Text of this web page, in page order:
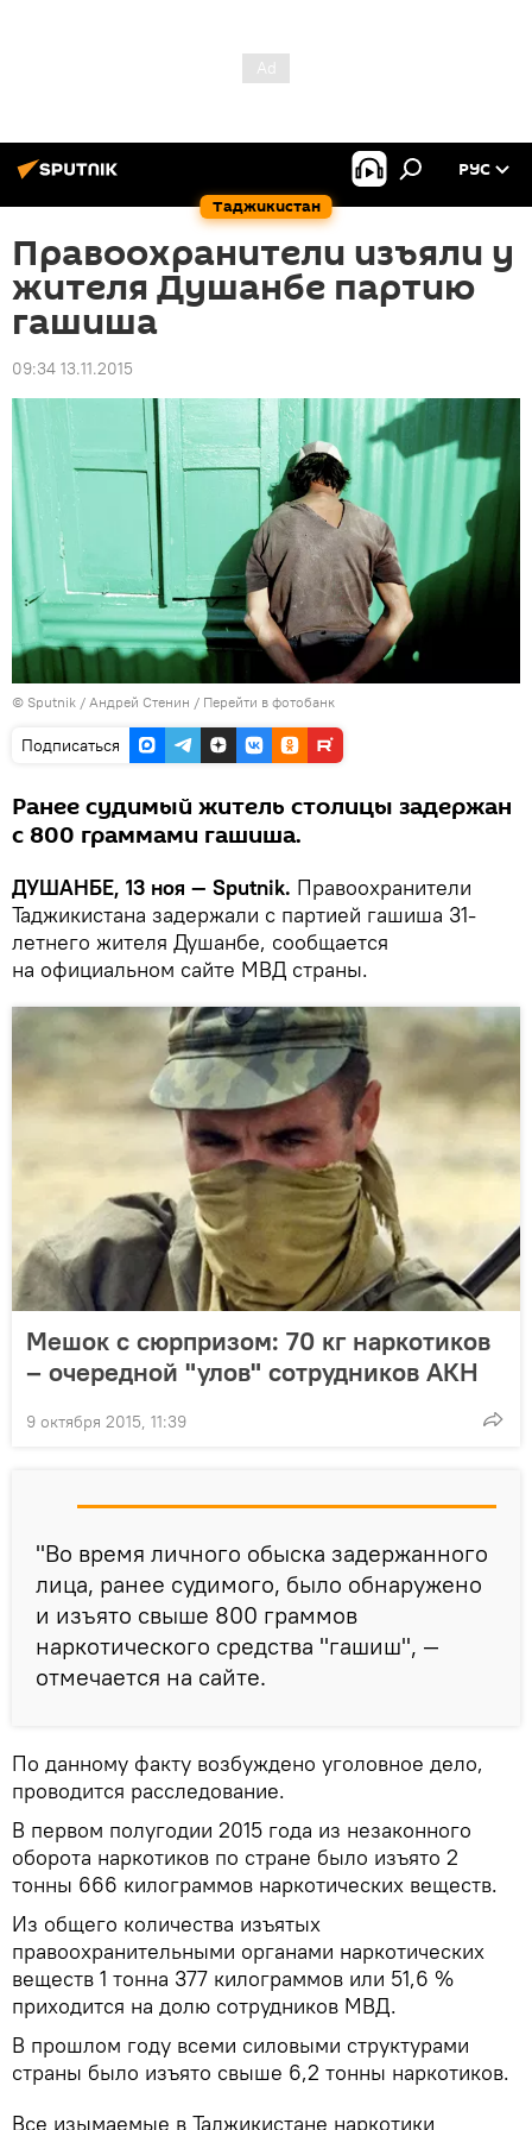
Таджикистан
РУС
Правоохранители изъяли у
жителя Душанбе партию
гашиша
09:34 13.11.2015
© Sputnik / Андрей Стенин / Перейти в фотобанк
Подписаться
Ранее судимый житель столицы задержан
с 800 граммами гашиша.
ДУШАНБЕ, 13 ноя — Sputnik. Правоохранители
Таджикистана задержали с партией гашиша 31-
летнего жителя Душанбе, сообщается
на официальном сайте МВД страны.
Мешок с сюрпризом: 70 кг наркотиков
– очередной "улов" сотрудников АКН
9 октября 2015, 11:39
"Во время личного обыска задержанного
лица, ранее судимого, было обнаружено
и изъято свыше 800 граммов
наркотического средства "гашиш", —
отмечается на сайте.
По данному факту возбуждено уголовное дело,
проводится расследование.
В первом полугодии 2015 года из незаконного
оборота наркотиков по стране было изъято 2
тонны 666 килограммов наркотических веществ.
Из общего количества изъятых
правоохранительными органами наркотических
веществ 1 тонна 377 килограммов или 51,6 %
приходится на долю сотрудников МВД.
В прошлом году всеми силовыми структурами
страны было изъято свыше 6,2 тонны наркотиков.
Все изымаемые в Таджикистане наркотики